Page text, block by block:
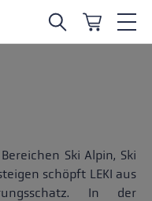
Ski Alpin, Ski
schöpft LEKI aus
In der